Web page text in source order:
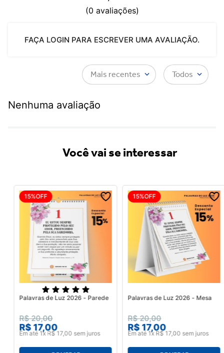
(0 avaliações)
FAÇA LOGIN PARA ESCREVER UMA AVALIAÇÃO.
Mais recentes Todos
Nenhuma avaliação
Você vai se interessar
15%OFF
Palavras de Luz 2026 - Parede
R$ 20,00
R$ 17,00
Em até 1x R$ 17,00 sem juros
15%OFF
Palavras de Luz 2026 - Mesa
R$ 20,00
R$ 17,00
Em até 1x R$ 17,00 sem juros